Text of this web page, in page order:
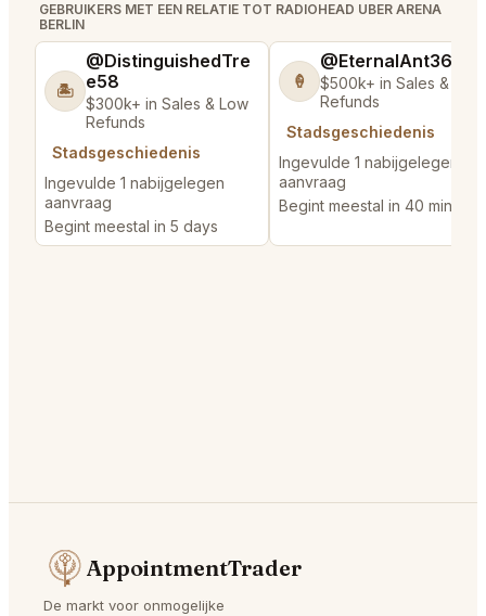
GEBRUIKERS MET EEN RELATIE TOT RADIOHEAD UBER ARENA
BERLIN
🏝️
@DistinguishedTre
e58
$300k+ in Sales & Low
Refunds
Stadsgeschiedenis
Ingevulde 1 nabijgelegen
aanvraag
Begint meestal in 5 days
🍦
@EternalAnt36
$500k+ in Sales & Low
Refunds
Stadsgeschiedenis
Ingevulde 1 nabijgelegen
aanvraag
Begint meestal in 40 minutes
AppointmentTrader
De markt voor onmogelijke